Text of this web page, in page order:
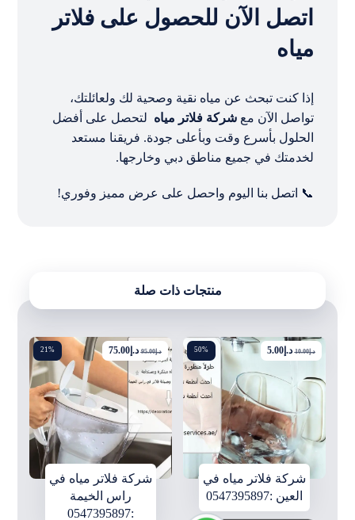
اتصل الآن للحصول على فلاتر
مياه
إذا كنت تبحث عن مياه نقية وصحية لك ولعائلتك،
تواصل الآن معشركة فلاتر مياه لتحصل على أفضل
الحلول بأسرع وقت وبأعلى جودة. فريقنا مستعد
لخدمتك في جميع مناطق دبي وخارجها.
📞 اتصل بنا اليوم واحصل على عرض مميز وفوري!
منتجات ذات صلة
50%
شركة فلاتر مياه في
العين :0547395897
د.إ10.00 د.إ5.00
21%
شركة فلاتر مياه في
راس الخيمة
:0547395897
د.إ95.00 د.إ75.00